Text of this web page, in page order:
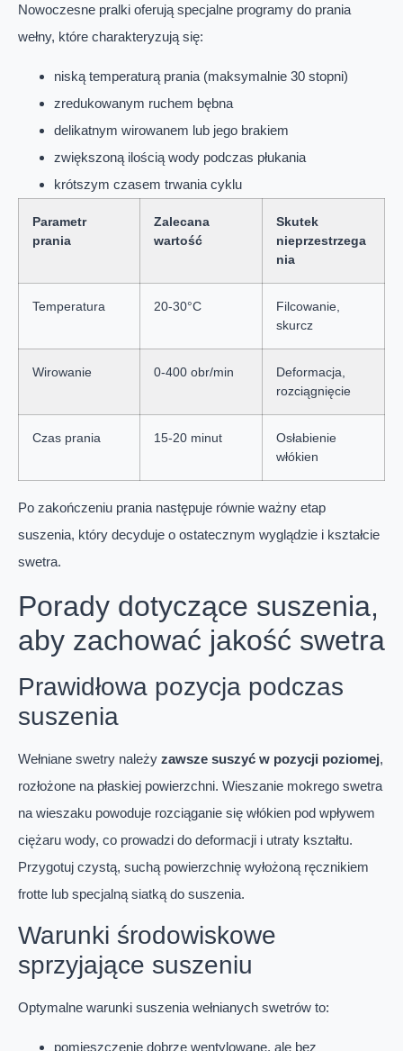
Nowoczesne pralki oferują specjalne programy do prania
wełny, które charakteryzują się:
niską temperaturą prania (maksymalnie 30 stopni)
zredukowanym ruchem bębna
delikatnym wirowanem lub jego brakiem
zwiększoną ilością wody podczas płukania
krótszym czasem trwania cyklu
Parametr
prania
Zalecana
wartość
Skutek
nieprzestrzega
nia
Temperatura 20-30°C
Filcowanie,
skurcz
Wirowanie 0-400 obr/min
Deformacja,
rozciągnięcie
Czas prania 15-20 minut
Osłabienie
włókien
Po zakończeniu prania następuje równie ważny etap
suszenia, który decyduje o ostatecznym wyglądzie i kształcie
swetra.
Porady dotyczące suszenia,
aby zachować jakość swetra
Prawidłowa pozycja podczas
suszenia
Wełniane swetry należy zawsze suszyć w pozycji poziomej,
rozłożone na płaskiej powierzchni. Wieszanie mokrego swetra
na wieszaku powoduje rozciąganie się włókien pod wpływem
ciężaru wody, co prowadzi do deformacji i utraty kształtu.
Przygotuj czystą, suchą powierzchnię wyłożoną ręcznikiem
frotte lub specjalną siatką do suszenia.
Warunki środowiskowe
sprzyjające suszeniu
Optymalne warunki suszenia wełnianych swetrów to:
pomieszczenie dobrze wentylowane, ale bez